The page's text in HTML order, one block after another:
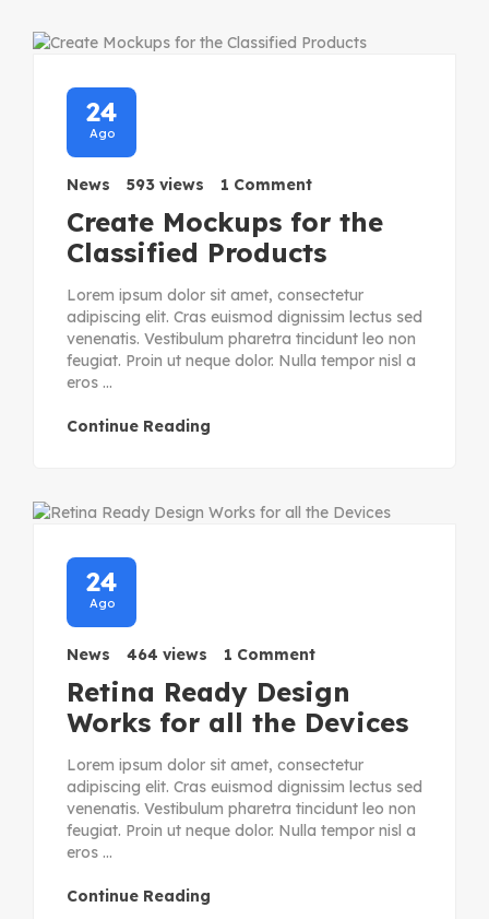
24
Ago
News 593 views 1 Comment
Create Mockups for the
Classified Products
Lorem ipsum dolor sit amet, consectetur
adipiscing elit. Cras euismod dignissim lectus sed
venenatis. Vestibulum pharetra tincidunt leo non
feugiat. Proin ut neque dolor. Nulla tempor nisl a
eros ...
Continue Reading
24
Ago
News 464 views 1 Comment
Retina Ready Design
Works for all the Devices
Lorem ipsum dolor sit amet, consectetur
adipiscing elit. Cras euismod dignissim lectus sed
venenatis. Vestibulum pharetra tincidunt leo non
feugiat. Proin ut neque dolor. Nulla tempor nisl a
eros ...
Continue Reading